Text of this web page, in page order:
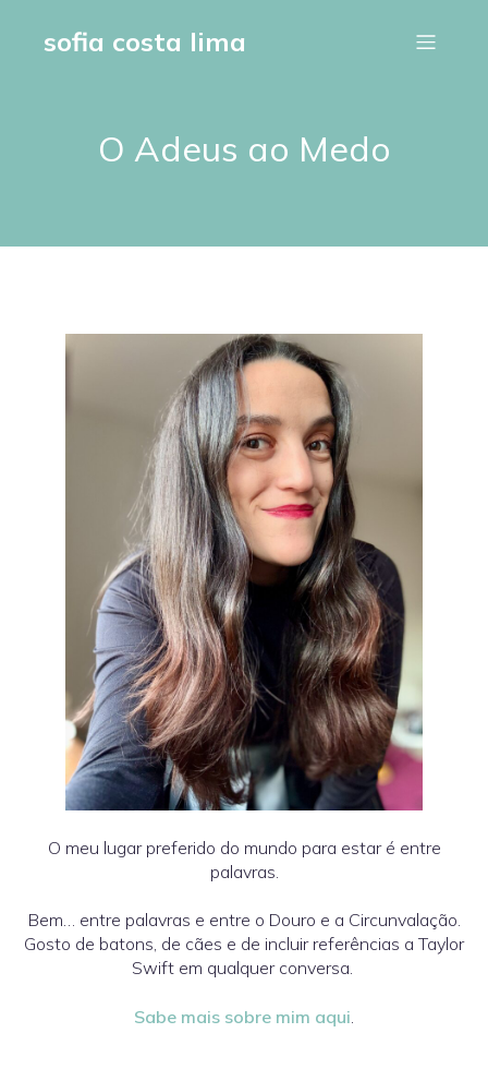
sofia costa lima
O Adeus ao Medo
O meu lugar preferido do mundo para estar é entre
palavras.
Bem… entre palavras e entre o Douro e a Circunvalação.
Gosto de batons, de cães e de incluir referências a Taylor
Swift em qualquer conversa.
Sabe mais sobre mim aqui.